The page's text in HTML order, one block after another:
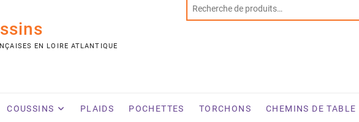
EN LOIRE ATLANTIQUE
COUSSINS PLAIDS POCHETTES TORCHONS CHEMINS DE TABLE